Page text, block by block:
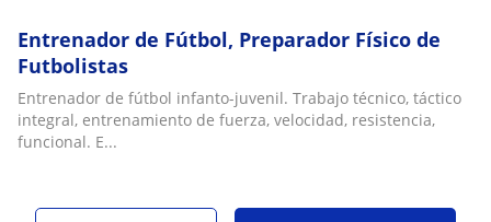
Entrenador de Fútbol, Preparador Físico de
Futbolistas
Entrenador de fútbol infanto-juvenil. Trabajo técnico, táctico
integral, entrenamiento de fuerza, velocidad, resistencia,
funcional. E...